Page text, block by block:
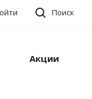
Поиск
Акции